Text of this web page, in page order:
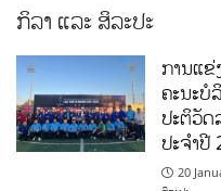
ກິລາ ແລະ ສິລະປະ
ການແຂ່
ຄະນະບໍ
ປະຕິວັ
ປະຈຳປີ
20